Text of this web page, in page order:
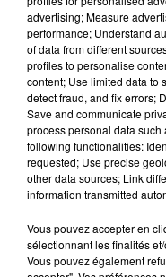
10
LE
9
advertising; Measure
performance; Understand
of data from different
profiles to personalise
content; Use limited data to
detect fraud, and fix errors;
Save and communicate
process personal data
following functionalities:
requested; Use precise
other data sources; Link
information transmitted
Vous pouvez accepter en
sélectionnant les finalités
Vous pouvez également